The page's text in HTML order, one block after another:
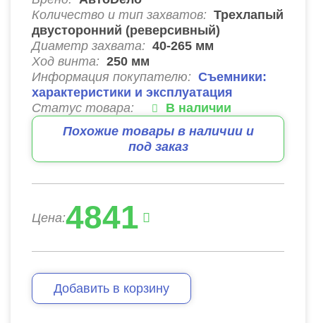
Количество и тип захватов: Трехлапый
двусторонний (реверсивный)
Диаметр захвата: 40-265 мм
Ход винта: 250 мм
Информация покупателю: Съемники:
характеристики и эксплуатация
Статус товара:
В наличии
Похожие товары в наличии и
под заказ
Цена:4841
Добавить в корзину